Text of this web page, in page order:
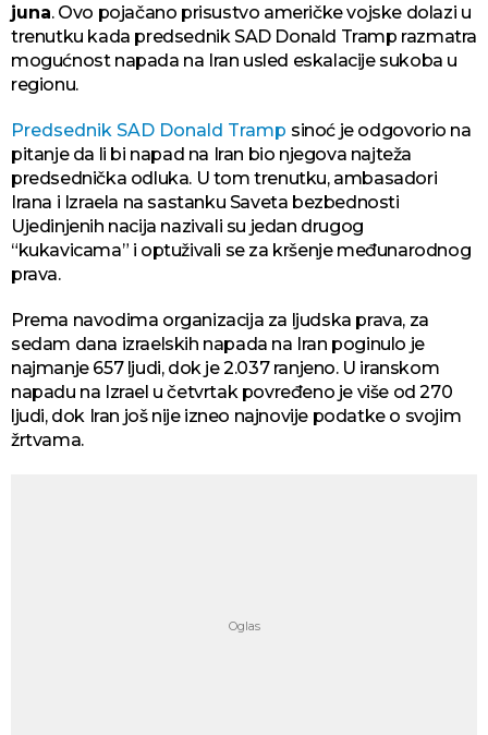
juna. Ovo pojačano prisustvo američke vojske dolazi u
trenutku kada predsednik SAD Donald Tramp razmatra
mogućnost napada na Iran usled eskalacije sukoba u
regionu.
Predsednik SAD Donald Tramp sinoć je odgovorio na
pitanje da li bi napad na Iran bio njegova najteža
predsednička odluka. U tom trenutku, ambasadori
Irana i Izraela na sastanku Saveta bezbednosti
Ujedinjenih nacija nazivali su jedan drugog
“kukavicama” i optuživali se za kršenje međunarodnog
prava.
Prema navodima organizacija za ljudska prava, za
sedam dana izraelskih napada na Iran poginulo je
najmanje 657 ljudi, dok je 2.037 ranjeno. U iranskom
napadu na Izrael u četvrtak povređeno je više od 270
ljudi, dok Iran još nije izneo najnovije podatke o svojim
žrtvama.